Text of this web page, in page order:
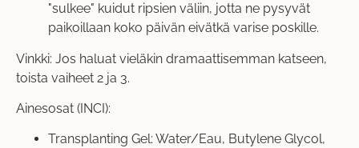
"sulkee" kuidut ripsien väliin, jotta ne pysyvät
paikoillaan koko päivän eivätkä varise poskille.
Vinkki: Jos haluat vieläkin dramaattisemman katseen,
toista vaiheet 2 ja 3.
Ainesosat (INCI):
Transplanting Gel: Water/Eau, Butylene Glycol,